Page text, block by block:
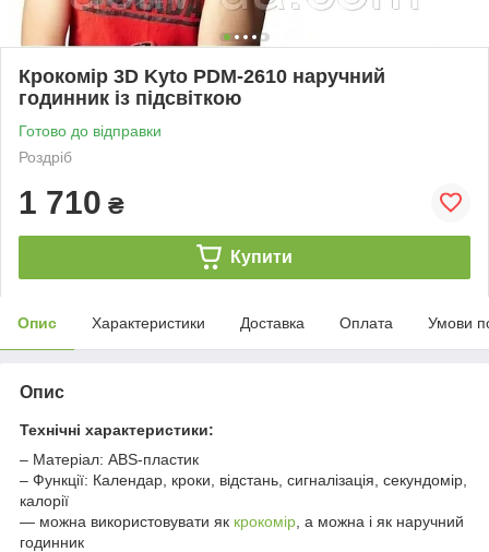
Крокомір 3D Kyto PDM-2610 наручний
годинник із підсвіткою
Готово до відправки
Роздріб
1 710 ₴
Купити
Опис Характеристики Доставка Оплата Умови
Опис
Технічні характеристики:
– Матеріал: ABS-пластик
– Функції: Календар, кроки, відстань, сигналізація, секундомір,
калорії
— можна використовувати як крокомір , а можна і як наручний
годинник